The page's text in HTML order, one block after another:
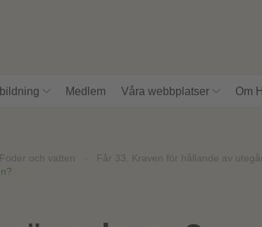
Medlem Våra webbplatser Om
och vatten
Får 33. Kraven för hållande av